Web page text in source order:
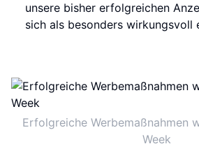
unsere bisher erfolgreichen
sich als besonders wirkungsvoll
Erfolgreiche Werbemaßnahmen
Week